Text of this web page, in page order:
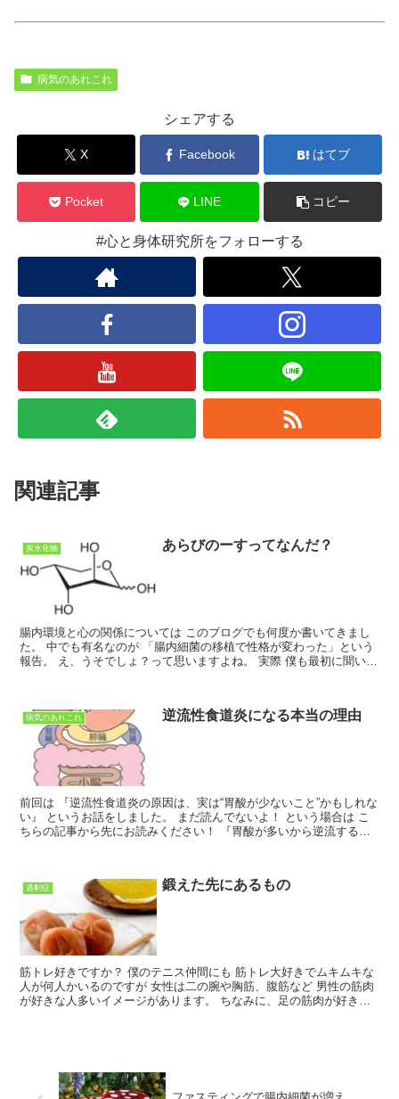
病気のあれこれ
シェアする
X Facebook はてブ
Pocket LINE コピー
#心と身体研究所をフォローする
関連記事
炭水化物 あらびのーすってなんだ？
腸内環境と心の関係については このブログでも何度か書いてきまし
た。 中でも有名なのが 「腸内細菌の移植で性格が変わった」という
報告。 え、うそでしょ？って思いますよね。 実際 僕も最初に聞いた
病気のあれこれ 逆流性食道炎になる本当の理由
前回は 『逆流性食道炎の原因は、実は“胃酸が少ないこと”かもしれな
い』 というお話をしました。 まだ読んでないよ！ という場合は こ
ちらの記事から先にお読みください！ 『胃酸が多いから逆流するん
過剰症 鍛えた先にあるもの
筋トレ好きですか？ 僕のテニス仲間にも 筋トレ大好きでムキムキな
人が何人かいるのですが 女性は二の腕や胸筋、腹筋など 男性の筋肉
が好きな人多いイメージがあります。 ちなみに、足の筋肉が好き！